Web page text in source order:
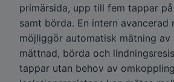
primärsida, upp till fem tappar
samt börda. En intern avancerad
möjliggör automatisk mätning av
mättnad, börda och
tappar utan behov av